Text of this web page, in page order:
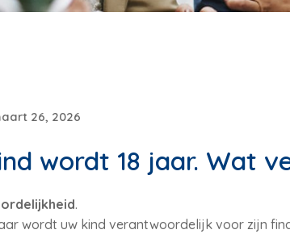
26, 2026
wordt 18 jaar. Wat
.
wordt uw kind verantwoordelijk voor zijn